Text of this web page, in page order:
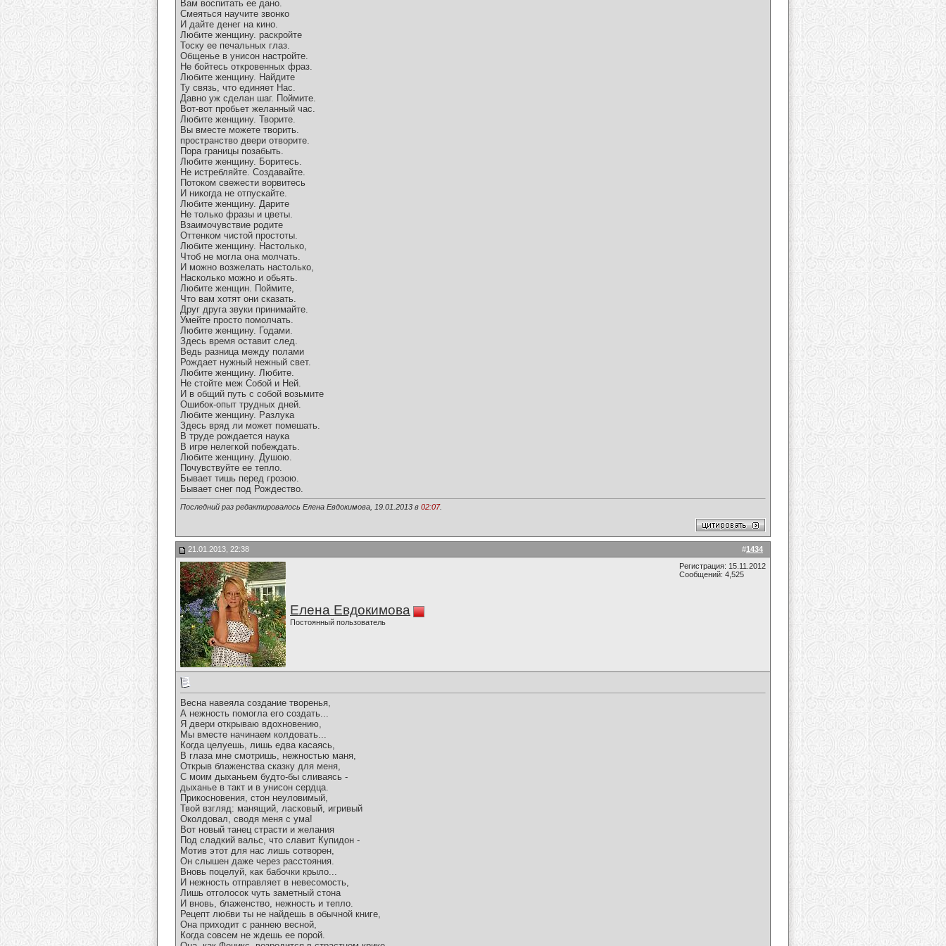
Вам воспитать ее дано.
Смеяться научите звонко
И дайте денег на кино.
Любите женщину. раскройте
Тоску ее печальных глаз.
Общенье в унисон настройте.
Не бойтесь откровенных фраз.
Любите женщину. Найдите
Ту связь, что единяет Нас.
Давно уж сделан шаг. Поймите.
Вот-вот пробьет желанный час.
Любите женщину. Творите.
Вы вместе можете творить.
пространство двери отворите.
Пора границы позабыть.
Любите женщину. Боритесь.
Не истребляйте. Создавайте.
Потоком свежести ворвитесь
И никогда не отпускайте.
Любите женщину. Дарите
Не только фразы и цветы.
Взаимочувствие родите
Оттенком чистой простоты.
Любите женщину. Настолько,
Чтоб не могла она молчать.
И можно возжелать настолько,
Насколько можно и обьять.
Любите женщин. Поймите,
Что вам хотят они сказать.
Друг друга звуки принимайте.
Умейте просто помолчать.
Любите женщину. Годами.
Здесь время оставит след.
Ведь разница между полами
Рождает нужный нежный свет.
Любите женщину. Любите.
Не стойте меж Собой и Ней.
И в общий путь с собой возьмите
Ошибок-опыт трудных дней.
Любите женщину. Разлука
Здесь вряд ли может помешать.
В труде рождается наука
В игре нелегкой побеждать.
Любите женщину. Душою.
Почувствуйте ее тепло.
Бывает тишь перед грозою.
Бывает снег под Рождество.
Последний раз редактировалось Елена Евдокимова, 19.01.2013 в 02:07.
#1434
21.01.2013, 22:38
Елена Евдокимова
Постоянный пользователь
Регистрация: 15.11.2012
Сообщений: 4,525
Весна навеяла создание творенья,
А нежность помогла его создать...
Я двери открываю вдохновению,
Мы вместе начинаем колдовать...
Когда целуешь, лишь едва касаясь,
В глаза мне смотришь, нежностью маня,
Открыв блаженства сказку для меня,
С моим дыханьем будто-бы сливаясь -
дыханье в такт и в унисон сердца.
Прикосновения, стон неуловимый,
Твой взгляд: манящий, ласковый, игривый
Околдовал, сводя меня с ума!
Вот новый танец страсти и желания
Под сладкий вальс, что славит Купидон -
Мотив этот для нас лишь сотворен,
Он слышен даже через расстояния.
Вновь поцелуй, как бабочки крыло...
И нежность отправляет в невесомость,
Лишь отголосок чуть заметный стона
И вновь, блаженство, нежность и тепло.
Рецепт любви ты не найдешь в обычной книге,
Она приходит с раннею весной,
Когда совсем не ждешь ее порой.